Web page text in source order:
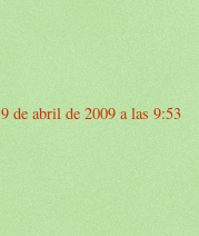
9 de abril de 2009 a las 9:53